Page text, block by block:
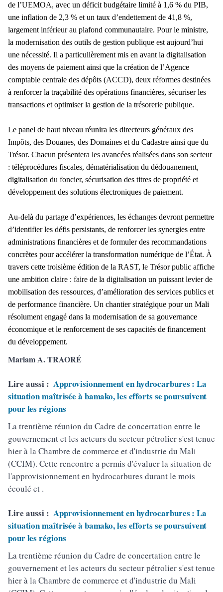
de l’UEMOA, avec un déficit budgétaire limité à 1,6 % du PIB,
une inflation de 2,3 % et un taux d’endettement de 41,8 %,
largement inférieur au plafond communautaire. Pour le ministre,
la modernisation des outils de gestion publique est aujourd’hui
une nécessité. Il a particulièrement mis en avant la digitalisation
des moyens de paiement ainsi que la création de l’Agence
comptable centrale des dépôts (ACCD), deux réformes destinées
à renforcer la traçabilité des opérations financières, sécuriser les
transactions et optimiser la gestion de la trésorerie publique.
Le panel de haut niveau réunira les directeurs généraux des
Impôts, des Douanes, des Domaines et du Cadastre ainsi que du
Trésor. Chacun présentera les avancées réalisées dans son secteur
: téléprocédures fiscales, dématérialisation du dédouanement,
digitalisation du foncier, sécurisation des titres de propriété et
développement des solutions électroniques de paiement.
Au-delà du partage d’expériences, les échanges devront permettre
d’identifier les défis persistants, de renforcer les synergies entre
administrations financières et de formuler des recommandations
concrètes pour accélérer la transformation numérique de l’État. À
travers cette troisième édition de la RAST, le Trésor public affiche
une ambition claire : faire de la digitalisation un puissant levier de
mobilisation des ressources, d’amélioration des services publics et
de performance financière. Un chantier stratégique pour un Mali
résolument engagé dans la modernisation de sa gouvernance
économique et le renforcement de ses capacités de financement
du développement.
Mariam A. TRAORÉ
Lire aussi : Approvisionnement en hydrocarbures : La
situation maîtrisée à bamako, les efforts se poursuivent
pour les régions
La trentième réunion du Cadre de concertation entre le
gouvernement et les acteurs du secteur pétrolier s'est tenue
hier à la Chambre de commerce et d'industrie du Mali
(CCIM). Cette rencontre a permis d'évaluer la situation de
l'approvisionnement en hydrocarbures durant le mois
écoulé et .
Lire aussi : Approvisionnement en hydrocarbures : La
situation maîtrisée à bamako, les efforts se poursuivent
pour les régions
La trentième réunion du Cadre de concertation entre le
gouvernement et les acteurs du secteur pétrolier s'est tenue
hier à la Chambre de commerce et d'industrie du Mali